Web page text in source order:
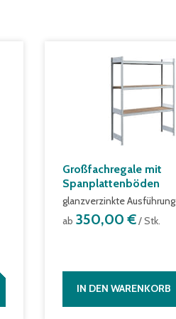
Großfachregale mit
Spanplattenböden
glanzverzinkte Ausführung
ab 350,00 €/ Stk.
IN DEN WARENKORB